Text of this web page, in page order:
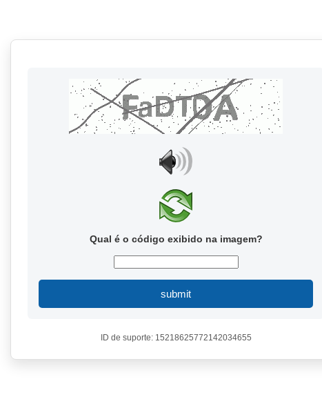
Qual é o código exibido na imagem?
submit
ID de suporte: 15218625772142034655